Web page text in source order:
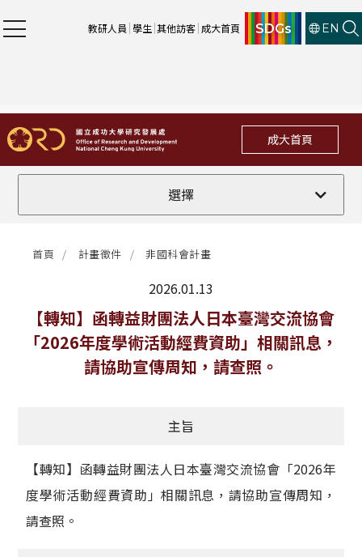
教研人員 學生 其他訪客 成大首頁 SDGs EN
成大首頁
選擇
全部
法規修訂
補助獎項
活動訊息
學術榮譽
其他
首頁 計畫徵件 非國科會計畫
2026.01.13
最新消息
【轉知】函轉益財團法人日本臺灣交流協會
「2026年度學術活動經費資助」相關訊息，
請協助宣傳周知，請查照。
主旨
【轉知】函轉益財團法人日本臺灣交流協會「2026年
度學術活動經費資助」相關訊息，請協助宣傳周知，
請查照。